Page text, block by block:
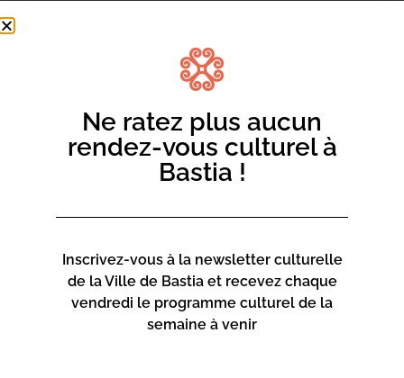
Ne ratez plus aucun
rendez-vous culturel à
Bastia !
Inscrivez-vous à la newsletter culturelle
de la Ville de Bastia et recevez chaque
vendredi le programme culturel de la
semaine à venir